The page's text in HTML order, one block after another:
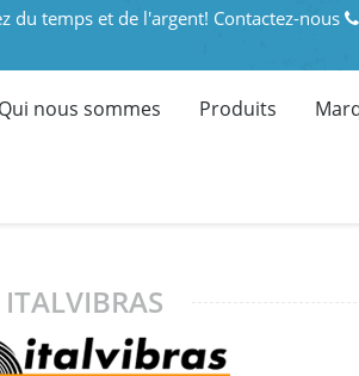
du temps et de l'argent! Contactez-nous
Qui nous sommes Produits
ITALVIBRAS